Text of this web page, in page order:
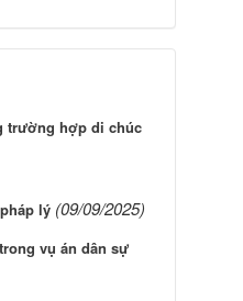
trường hợp di chúc
lý (09/09/2025)
vụ án dân sự